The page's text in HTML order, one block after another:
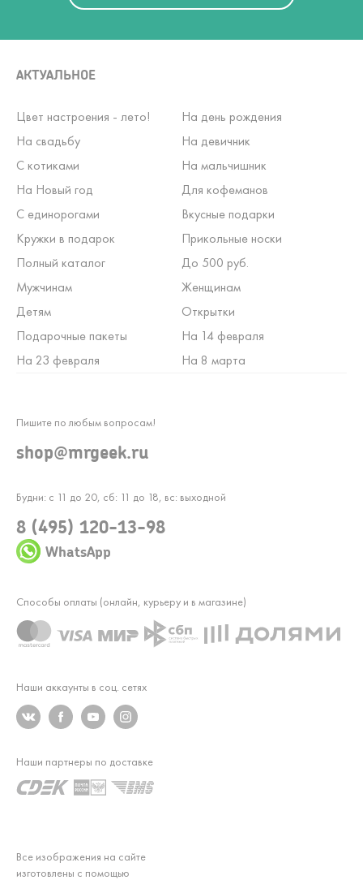
АКТУАЛЬНОЕ
Цвет настроения - лето!
На день рождения
На свадьбу
На девичник
С котиками
На мальчишник
На Новый год
Для кофеманов
С единорогами
Вкусные подарки
Кружки в подарок
Прикольные носки
Полный каталог
До 500 руб.
Мужчинам
Женщинам
Детям
Открытки
Подарочные пакеты
На 14 февраля
На 23 февраля
На 8 марта
Будни: с 11 до 20, сб: 11 до 18, вс: выходной
8 (495) 120-13-98
WhatsApp
Пишите по любым вопросам!
shop@mrgeek.ru
Наши аккаунты в соц. сетях
Все изображения на сайте
изготовлены с помощью
Способы оплаты (онлайн, курьеру и в магазине)
Наши партнеры по доставке